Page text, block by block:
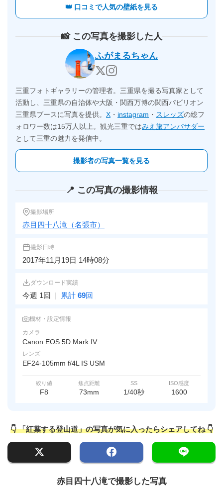
👑 口コミで人気の壁紙を見る
📸 この写真を撮影した人
ふがまるちゃん
三重フォトギャラリーの管理者。三重県を撮る写真家として
活動し、三重県の自治体や大阪・関西万博の関西パビリオン
三重県ブースに写真を提供。 X ・ instagram ・ スレッズの総フ
ォロワー数は15万人以上。観光三重ではみえ旅アンバサダー
として三重の魅力を発信中。
撮影者の写真一覧を見る
📍 この写真の撮影情報
撮影場所
赤目四十八滝（名張市）
撮影日時
2017年11月19日 14時08分
ダウンロード実績
今週 1回 | 累計 69回
機材・設定情報
カメラ
Canon EOS 5D Mark IV
レンズ
EF24-105mm f/4L IS USM
絞り値
F8
焦点距離
73mm
SS
1/40秒
ISO感度
1600
👇 「紅葉する登山道」の写真が気に入ったらシェアしてね 👇
赤目四十八滝で撮影した写真